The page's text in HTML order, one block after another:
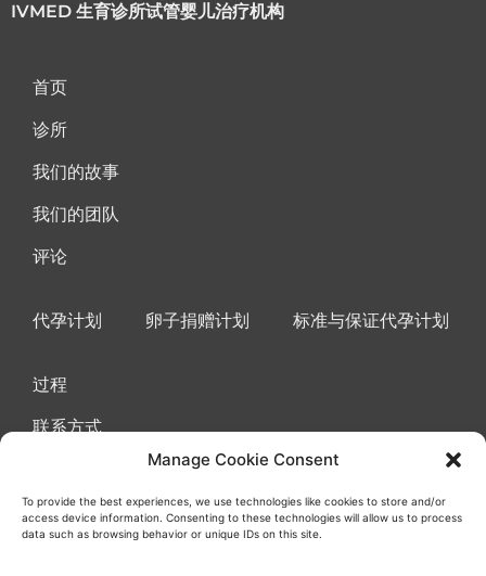
Manage Cookie Consent
To provide the best experiences, we use technologies like cookies to store and/or
access device information. Consenting to these technologies will allow us to process
data such as browsing behavior or unique IDs on this site.
IVMED 生育诊所试管婴儿治疗机构
首页
诊所
我们的故事
我们的团队
评论
代孕计划 卵子捐赠计划 标准与保证代孕计划
过程
联系方式
使用协议条款 曲奇 隐私政策